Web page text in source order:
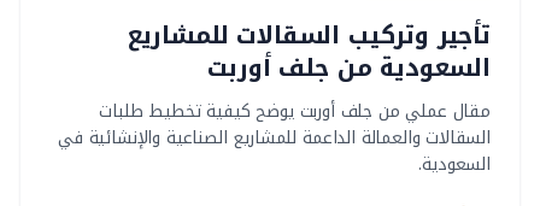
تأجير وتركيب السقالات للمشاريع
السعودية من جلف أوربت
مقال عملي من جلف أوربت يوضح كيفية تخطيط طلبات
السقالات والعمالة الداعمة للمشاريع الصناعية والإنشائية في
السعودية.